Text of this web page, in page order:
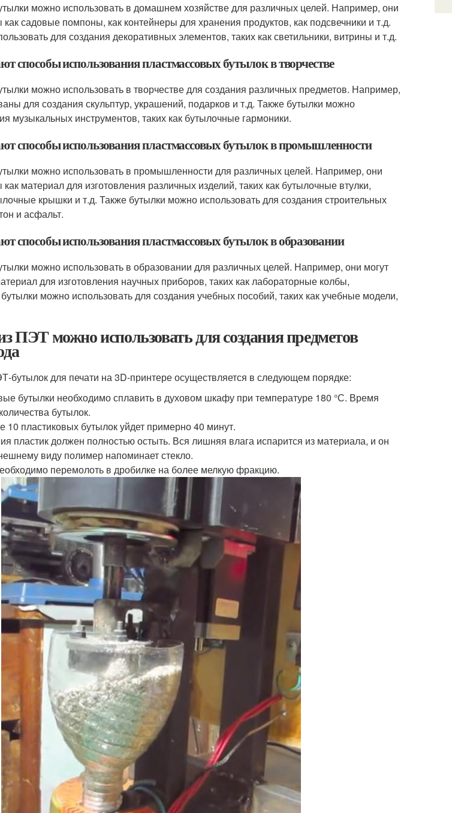
можно использовать в домашнем хозяйстве для различных целей. Например, они
садовые помпоны, как контейнеры для хранения продуктов, как подсвечники и т.д.
для создания декоративных элементов, таких как светильники, витрины и т.д.
способы использования пластмассовых бутылок в творчестве
можно использовать в творчестве для создания различных предметов. Например,
для создания скульптур, украшений, подарков и т.д. Также бутылки можно
музыкальных инструментов, таких как бутылочные гармоники.
способы использования пластмассовых бутылок в промышленности
можно использовать в промышленности для различных целей. Например, они
материал для изготовления различных изделий, таких как бутылочные втулки,
крышки и т.д. Также бутылки можно использовать для создания строительных
и асфальт.
способы использования пластмассовых бутылок в образовании
можно использовать в образовании для различных целей. Например, они могут
для изготовления научных приборов, таких как лабораторные колбы,
можно использовать для создания учебных пособий, таких как учебные модели,
ПЭТ можно использовать для создания предметов
бутылок для печати на 3D-принтере осуществляется в следующем порядке:
бутылки необходимо сплавить в духовом шкафу при температуре 180 °С. Время
бутылок.
пластиковых бутылок уйдет примерно 40 минут.
пластик должен полностью остыть. Вся лишняя влага испарится из материала, и он
виду полимер напоминает стекло.
перемолоть в дробилке на более мелкую фракцию.